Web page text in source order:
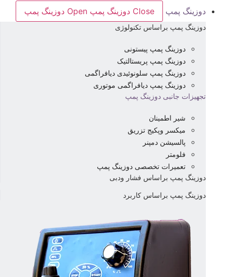
دوزینگ پمپ
Close دوزینگ پمپ Open دوزینگ پمپ
دوزینگ پمپ براساس تکنولوژی
دوزینگ پمپ پیستونی
دوزینگ پمپ پریستالتیک
دوزینگ پمپ سلونوئیدی دیافراگمی
دوزینگ پمپ دیافراگمی موتوری
تجهیزات جانبی دوزینگ پمپ
شیر اطمینان
میکسر وپکیج تزریق
پالسیشن دمپنر
فلومتر
تعمیرات تخصصی دوزینگ پمپ
دوزینگ پمپ براساس فشار ودبی
دوزینگ پمپ براساس کاربرد